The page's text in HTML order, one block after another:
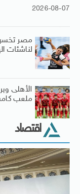
2026-08-07
لناشئات
ملعب
اقتصاد